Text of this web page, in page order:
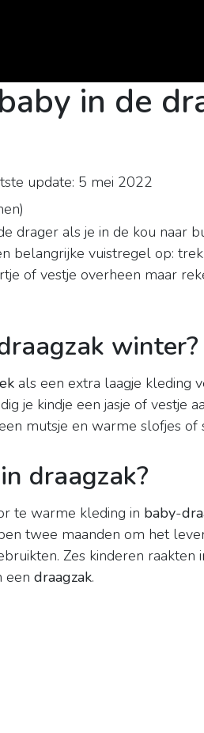
in de
update: 5 mei 2022
)
drager als je in de kou naar
belangrijke vuistregel op:
of vestje overheen maar
winter?
als een extra laagje kleding
je kindje een jasje of vestje
mutsje en warme slofjes of
draagzak?
te warme kleding in baby-
twee maanden om het
Zes kinderen raakten
een draagzak.